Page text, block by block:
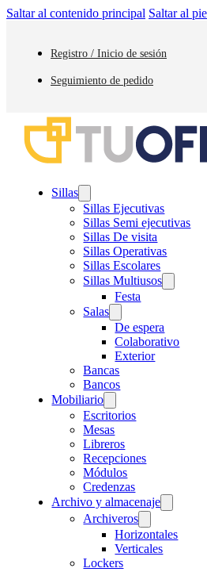
Saltar al contenido principal Saltar al
Registro / Inicio de sesión
Seguimiento de pedido
Sillas
Sillas Ejecutivas
Sillas Semi ejecutivas
Sillas De visita
Sillas Operativas
Sillas Escolares
Sillas Multiusos
Festa
Salas
De espera
Colaborativo
Exterior
Bancas
Bancos
Mobiliario
Escritorios
Mesas
Libreros
Recepciones
Módulos
Credenzas
Archivo y almacenaje
Archiveros
Horizontales
Verticales
Lockers